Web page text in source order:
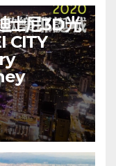
士尼3D光
CITY